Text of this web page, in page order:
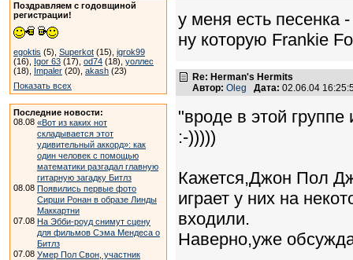
Поздравляем с годовщиной
регистрации!
egoktis (5), Superkot (15), igrok99
(16), Igor 63 (17), od74 (18), уоллес
(18), Impaler (20), akash (23)
Показать всех
Последние новости:
08.08 «Вот из каких нот
складывается этот
удивительный аккорд»: как
один человек с помощью
математики разгадал главную
гитарную загадку Битлз
08.08 Появились первые фото
Сирши Ронан в образе Линды
Маккартни
07.08 На Эбби-роуд снимут сцену
для фильмов Сэма Мендеса о
Битлз
07.08 Умер Пол Свон, участник
у меня есть песенка
ну которую Frankie
Re: Herman's Hermits
Автор: Oleg Дата: 02.06.04
"вроде в этой
:-)))))
Кажется,Джон Пол
играет у них на
входили.
Наверно,уже